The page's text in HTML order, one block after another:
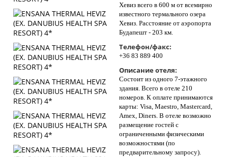
Хевиз всего в 600 м от всемирно
известного термального озера
Хевиз. Расстояние от аэропорта
Будапешт - 203 км.
Телефон/факс:
+36 83 889 400
Описание отеля:
Состоит из одного 7-этажного
здания. Всего в отеле 210
номеров. К оплате принимаются
карты: Visa, Maestro, Mastercard,
Amex, Diners. В отеле возможно
размещение гостей с
ограниченными физическими
возможностями (по
предварительному запросу).